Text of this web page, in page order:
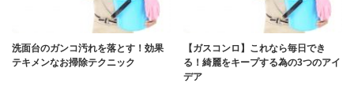
洗面台のガンコ汚れを落とす！効果
テキメンなお掃除テクニック
【ガスコンロ】これなら毎日でき
る！綺麗をキープする為の3つのアイ
デア